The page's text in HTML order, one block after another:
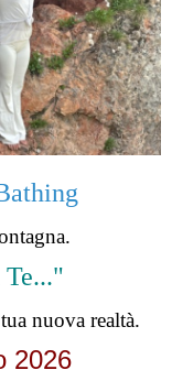
nuova realtà.
2026